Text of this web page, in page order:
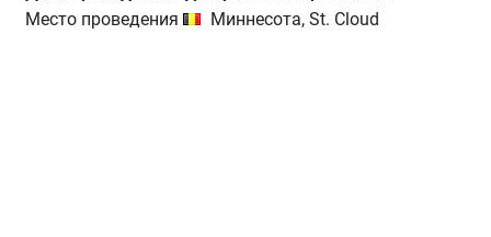
Место проведения
Миннесота, St. Cloud